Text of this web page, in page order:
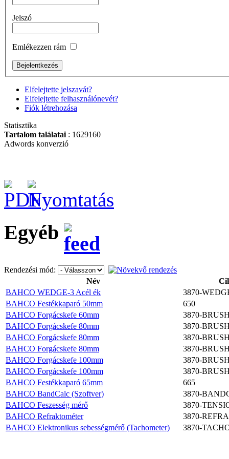
Jelszó
Emlékezzen rám
Elfelejtette jelszavát?
Elfelejtette felhasználónevét?
Fiók létrehozása
Statisztika
Tartalom találatai : 1629160
Adwords konverzió
Egyéb
Rendezési mód:
Név
BAHCO WEDGE-3 Acél ék
3870-
BAHCO Festékkaparó 50mm
650
BAHCO Forgácskefe 60mm
3870-
BAHCO Forgácskefe 80mm
3870-
BAHCO Forgácskefe 80mm
3870-
BAHCO Forgácskefe 80mm
3870-
BAHCO Forgácskefe 100mm
3870-
BAHCO Forgácskefe 100mm
3870-
BAHCO Festékkaparó 65mm
665
BAHCO BandCalc (Szoftver)
3870-
BAHCO Feszesség mérő
3870-
BAHCO Refraktométer
3870-
BAHCO Elektronikus sebességmérő (Tachometer)
3870-
Torx 7-40
BAHCO
CSAVARHÚZÓ
ERGO KLT.
BAHCO SVÉD
MORA KÉS
BAHCO ERGO ™
szigetelt csavarhúzó
Szigetelt cs
BAHCO
DUGÓKULCS
KÉSZLET ½"
Racsnics csavarkulcs
készlet, S-forma 29-